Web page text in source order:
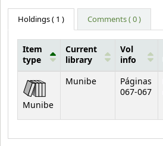
Holdings( 1 ) Comments ( 0 )
Holdings
Item
type
Current
library
Vol
info
Munibe
Munibe
Páginas
067-067